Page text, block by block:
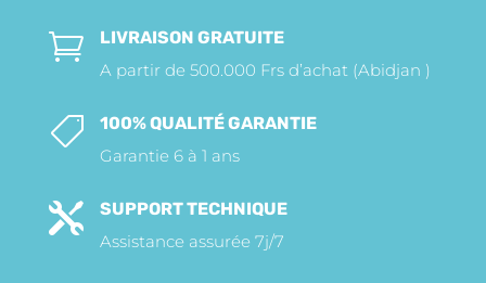

LIVRAISON GRATUITE
A partir de 500.000 Frs d’achat (Abidjan )

100% QUALITÉ GARANTIE
Garantie 6 à 1 ans

SUPPORT TECHNIQUE
Assistance assurée 7j/7